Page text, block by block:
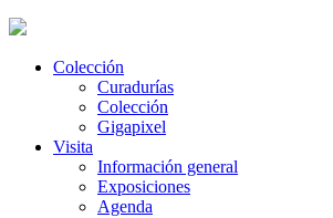
Colección
Curadurías
Colección
Gigapixel
Visita
Información general
Exposiciones
Agenda